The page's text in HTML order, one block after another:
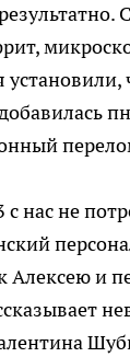
установили,
нас не
Алексею и